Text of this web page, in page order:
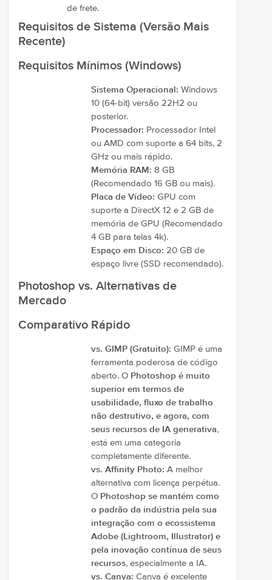
de frete.
Requisitos de Sistema (Versão Mais
Recente)
Requisitos Mínimos (Windows)
Sistema Operacional: Windows
10 (64-bit) versão 22H2 ou
posterior.
Processador: Processador Intel
ou AMD com suporte a 64 bits, 2
GHz ou mais rápido.
Memória RAM: 8 GB
(Recomendado 16 GB ou mais).
Placa de Vídeo: GPU com
suporte a DirectX 12 e 2 GB de
memória de GPU (Recomendado
4 GB para telas 4k).
Espaço em Disco: 20 GB de
espaço livre (SSD recomendado).
Photoshop vs. Alternativas de
Mercado
Comparativo Rápido
vs. GIMP (Gratuito): GIMP é uma
ferramenta poderosa de código
aberto. O Photoshop é muito
superior em termos de
usabilidade, fluxo de trabalho
não destrutivo, e agora, com
seus recursos de IA generativa,
está em uma categoria
completamente diferente.
vs. Affinity Photo: A melhor
alternativa com licença perpétua.
O Photoshop se mantém como
o padrão da indústria pela sua
integração com o ecossistema
Adobe (Lightroom, Illustrator) e
pela inovação contínua de seus
recursos, especialmente a IA.
vs. Canva: Canva é excelente